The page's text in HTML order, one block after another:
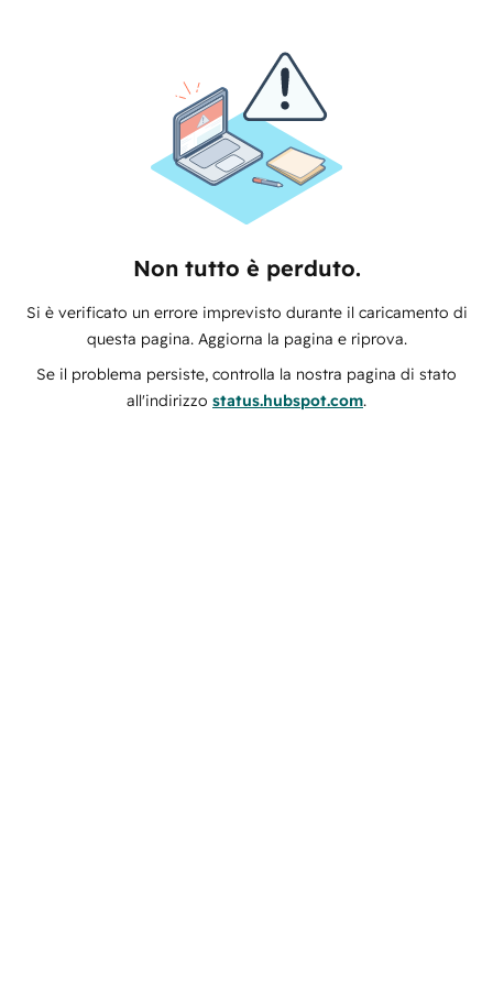
Non tutto è perduto.
Si è verificato un errore imprevisto durante il caricamento di
questa pagina. Aggiorna la pagina e riprova.
Se il problema persiste, controlla la nostra pagina di stato
all'indirizzo status.hubspot.com.